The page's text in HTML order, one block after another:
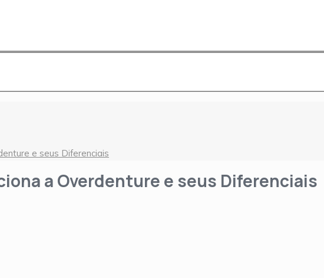
e seus Diferenciais
a Overdenture e seus Diferenciais